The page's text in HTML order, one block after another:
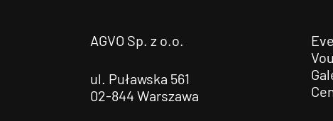
AGVO Sp. z o.o.
ul. Puławska 561
02-844 Warszawa